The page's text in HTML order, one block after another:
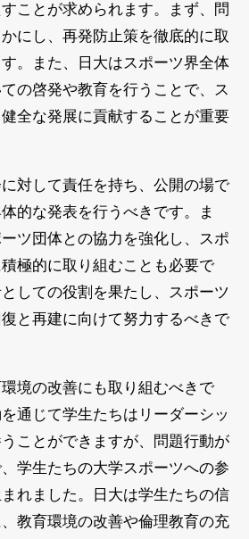
ことが求められます。まず、問
にし、再発防止策を徹底的に取
。また、日大はスポーツ界全体
の啓発や教育を行うことで、ス
全な発展に貢献することが重要
対して責任を持ち、公開の場で
的な発表を行うべきです。ま
ツ団体との協力を強化し、スポ
極的に取り組むことも必要で
しての役割を果たし、スポーツ
と再建に向けて努力するべきで
境の改善にも取り組むべきで
通じて学生たちはリーダーシッ
ことができますが、問題行動が
学生たちの大学スポーツへの参
れました。日大は学生たちの信
教育環境の改善や倫理教育の充